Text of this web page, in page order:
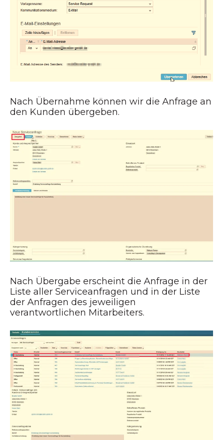
Nach Übernahme können wir die Anfrage an
den Kunden übergeben.
Nach Übergabe erscheint die Anfrage in der
Liste aller Serviceanfragen und in der Liste
der Anfragen des jeweiligen
verantwortlichen Mitarbeiters.